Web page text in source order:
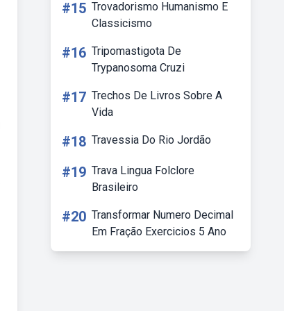
#15 Trovadorismo Humanismo E
Classicismo
#16 Tripomastigota De
Trypanosoma Cruzi
#17 Trechos De Livros Sobre A
Vida
#18 Travessia Do Rio Jordão
#19 Trava Lingua Folclore
Brasileiro
#20 Transformar Numero Decimal
Em Fração Exercicios 5 Ano